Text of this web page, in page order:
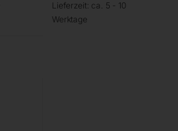
Lieferzeit: ca. 5 - 10
Werktage